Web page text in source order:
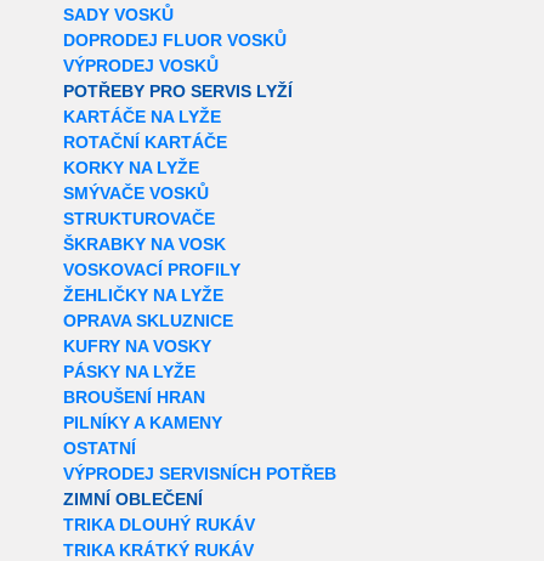
SADY VOSKŮ
DOPRODEJ FLUOR VOSKŮ
VÝPRODEJ VOSKŮ
POTŘEBY PRO SERVIS LYŽÍ
KARTÁČE NA LYŽE
ROTAČNÍ KARTÁČE
KORKY NA LYŽE
SMÝVAČE VOSKŮ
STRUKTUROVAČE
ŠKRABKY NA VOSK
VOSKOVACÍ PROFILY
ŽEHLIČKY NA LYŽE
OPRAVA SKLUZNICE
KUFRY NA VOSKY
PÁSKY NA LYŽE
BROUŠENÍ HRAN
PILNÍKY A KAMENY
OSTATNÍ
VÝPRODEJ SERVISNÍCH POTŘEB
ZIMNÍ OBLEČENÍ
TRIKA DLOUHÝ RUKÁV
TRIKA KRÁTKÝ RUKÁV